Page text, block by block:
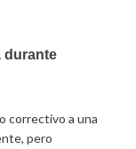
durante
correctivo a una
pero